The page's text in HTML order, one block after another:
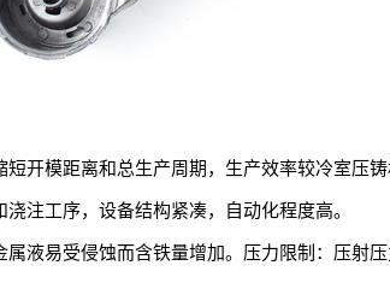
开模距离和总生产周期，生产效率较冷室压
注工序，设备结构紧凑，自动化程度高。
液易受侵蚀而含铁量增加。压力限制：压射